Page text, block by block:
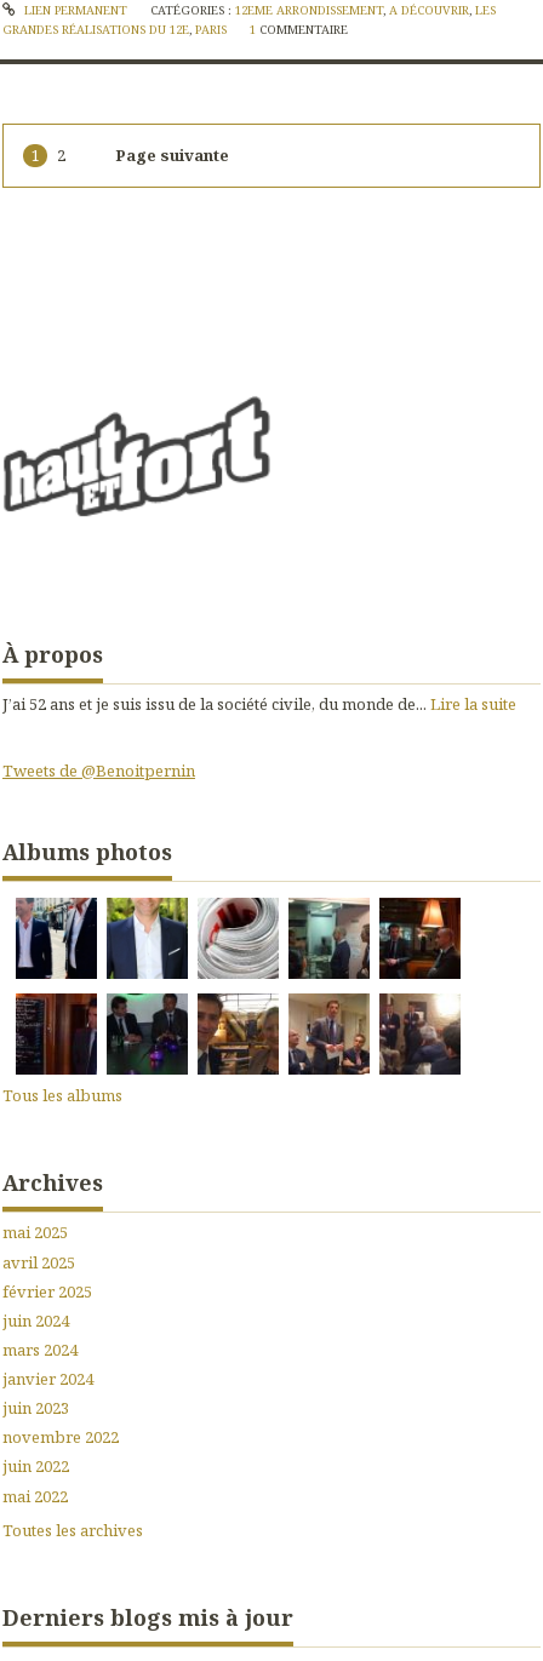
À propos
J’ai 52 ans et je suis issu de la société civile, du monde de... Lire la suite
Tweets de @Benoitpernin
Albums photos
Tous les albums
Archives
mai 2025
avril 2025
février 2025
juin 2024
mars 2024
janvier 2024
juin 2023
novembre 2022
juin 2022
mai 2022
Toutes les archives
Derniers blogs mis à jour
LIEN PERMANENT CATÉGORIES : 12EME ARRONDISSEMENT, A DÉCOUVRIR, LES
GRANDES RÉALISATIONS DU 12E, PARIS 1 COMMENTAIRE
1 2 Page suivante